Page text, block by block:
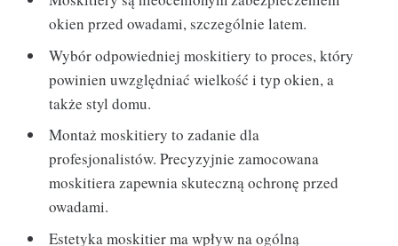
okien przed owadami, szczególnie latem.
Wybór odpowiedniej moskitiery to proces, który
powinien uwzględniać wielkość i typ okien, a
także styl domu.
Montaż moskitiery to zadanie dla
profesjonalistów. Precyzyjnie zamocowana
moskitiera zapewnia skuteczną ochronę przed
owadami.
Estetyka moskitier ma wpływ na ogólną